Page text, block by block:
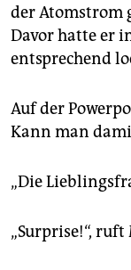
der Atomstrom
Davor hatte er
entsprechend
Auf der
Kann man
„Die
„Surprise!“,